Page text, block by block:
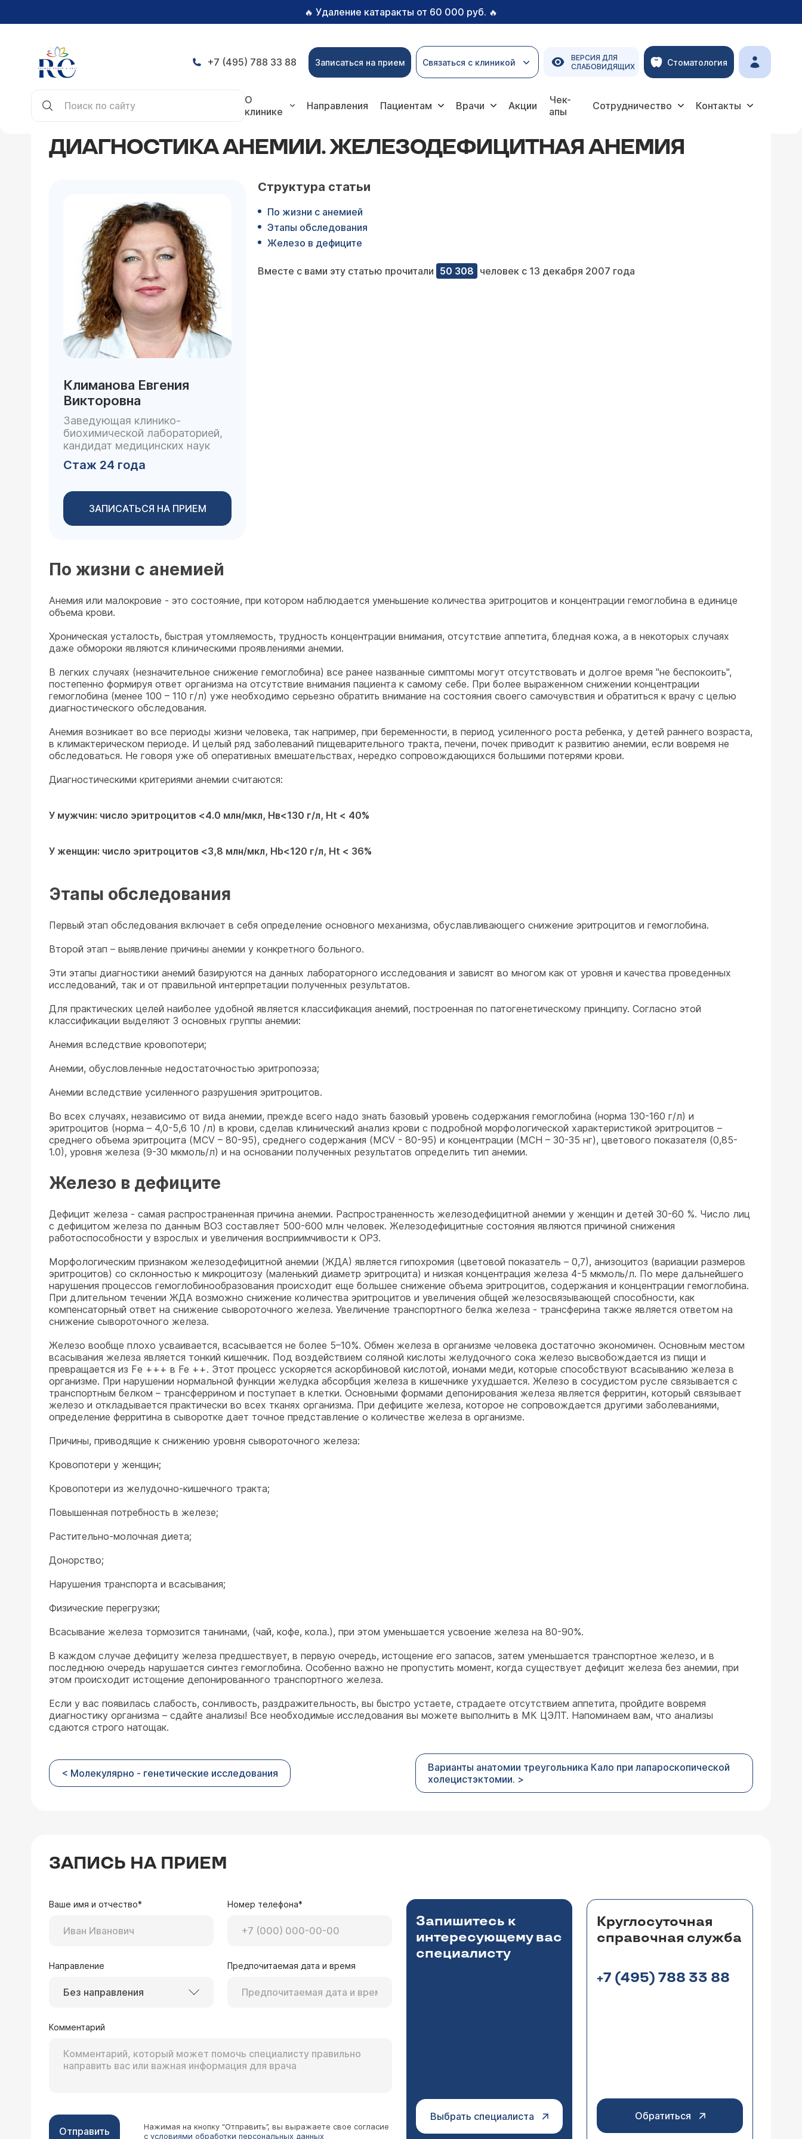
🔥 Удаление катаракты от 60 000 руб. 🔥
+7 (495) 788 33 88 Записаться на прием Связаться с клиникой
ВЕРСИЯ ДЛЯ
СЛАБОВИДЯЩИХ
Стоматология
О
клинике
Направления Пациентам Врачи Акции
Чек-
апы
Сотрудничество Контакты
ДИАГНОСТИКА АНЕМИИ. ЖЕЛЕЗОДЕФИЦИТНАЯ АНЕМИЯ
Климанова Евгения
Викторовна
Заведующая клинико-
биохимической лабораторией,
кандидат медицинских наук
Стаж 24 года
ЗАПИСАТЬСЯ НА ПРИЕМ
Структура статьи
По жизни с анемией
Этапы обследования
Железо в дефиците
Вместе с вами эту статью прочитали 50 308 человек с 13 декабря 2007 года
По жизни с анемией
Анемия или малокровие - это состояние, при котором наблюдается уменьшение количества эритроцитов и концентрации гемоглобина в единице
объема крови.
Хроническая усталость, быстрая утомляемость, трудность концентрации внимания, отсутствие аппетита, бледная кожа, а в некоторых случаях
даже обмороки являются клиническими проявлениями анемии.
В легких случаях (незначительное снижение гемоглобина) все ранее названные симптомы могут отсутствовать и долгое время "не беспокоить",
постепенно формируя ответ организма на отсутствие внимания пациента к самому себе. При более выраженном снижении концентрации
гемоглобина (менее 100 – 110 г/л) уже необходимо серьезно обратить внимание на состояния своего самочувствия и обратиться к врачу с целью
диагностического обследования.
Анемия возникает во все периоды жизни человека, так например, при беременности, в период усиленного роста ребенка, у детей раннего возраста,
в климактерическом периоде. И целый ряд заболеваний пищеварительного тракта, печени, почек приводит к развитию анемии, если вовремя не
обследоваться. Не говоря уже об оперативных вмешательствах, нередко сопровождающихся большими потерями крови.
Диагностическими критериями анемии считаются:
У мужчин: число эритроцитов <4.0 млн/мкл, Нв<130 г/л, Нt < 40%
У женщин: число эритроцитов <3,8 млн/мкл, Hb<120 г/л, Нt < 36%
Этапы обследования
Первый этап обследования включает в себя определение основного механизма, обуславливающего снижение эритроцитов и гемоглобина.
Второй этап – выявление причины анемии у конкретного больного.
Эти этапы диагностики анемий базируются на данных лабораторного исследования и зависят во многом как от уровня и качества проведенных
исследований, так и от правильной интерпретации полученных результатов.
Для практических целей наиболее удобной является классификация анемий, построенная по патогенетическому принципу. Согласно этой
классификации выделяют 3 основных группы анемии:
Анемия вследствие кровопотери;
Анемии, обусловленные недостаточностью эритропоэза;
Анемии вследствие усиленного разрушения эритроцитов.
Во всех случаях, независимо от вида анемии, прежде всего надо знать базовый уровень содержания гемоглобина (норма 130-160 г/л) и
эритроцитов (норма – 4,0-5,6 10 /л) в крови, сделав клинический анализ крови с подробной морфологической характеристикой эритроцитов –
среднего объема эритроцита (МСV – 80-95), среднего содержания (МСV - 80-95) и концентрации (МСН – 30-35 нг), цветового показателя (0,85-
1.0), уровня железа (9-30 мкмоль/л) и на основании полученных результатов определить тип анемии.
Железо в дефиците
Дефицит железа - самая распространенная причина анемии. Распространенность железодефицитной анемии у женщин и детей 30-60 %. Число лиц
с дефицитом железа по данным ВОЗ составляет 500-600 млн человек. Железодефицитные состояния являются причиной снижения
работоспособности у взрослых и увеличения восприимчивости к ОРЗ.
Морфологическим признаком железодефицитной анемии (ЖДА) является гипохромия (цветовой показатель – 0,7), анизоцитоз (вариации размеров
эритроцитов) со склонностью к микроцитозу (маленький диаметр эритроцита) и низкая концентрация железа 4-5 мкмоль/л. По мере дальнейшего
нарушения процессов гемоглобинообразования происходит еще большее снижение объема эритроцитов, содержания и концентрации гемоглобина.
При длительном течении ЖДА возможно снижение количества эритроцитов и увеличения общей железосвязывающей способности, как
компенсаторный ответ на снижение сывороточного железа. Увеличение транспортного белка железа - трансферина также является ответом на
снижение сывороточного железа.
Железо вообще плохо усваивается, всасывается не более 5–10%. Обмен железа в организме человека достаточно экономичен. Основным местом
всасывания железа является тонкий кишечник. Под воздействием соляной кислоты желудочного сока железо высвобождается из пищи и
превращается из Fе +++ в Fe ++. Этот процесс ускоряется аскорбиновой кислотой, ионами меди, которые способствуют всасыванию железа в
организме. При нарушении нормальной функции желудка абсорбция железа в кишечнике ухудшается. Железо в сосудистом русле связывается с
транспортным белком – трансферрином и поступает в клетки. Основными формами депонирования железа является ферритин, который связывает
железо и откладывается практически во всех тканях организма. При дефиците железа, которое не сопровождается другими заболеваниями,
определение ферритина в сыворотке дает точное представление о количестве железа в организме.
Причины, приводящие к снижению уровня сывороточного железа:
Кровопотери у женщин;
Кровопотери из желудочно-кишечного тракта;
Повышенная потребность в железе;
Растительно-молочная диета;
Донорство;
Нарушения транспорта и всасывания;
Физические перегрузки;
Всасывание железа тормозится танинами, (чай, кофе, кола.), при этом уменьшается усвоение железа на 80-90%.
В каждом случае дефициту железа предшествует, в первую очередь, истощение его запасов, затем уменьшается транспортное железо, и в
последнюю очередь нарушается синтез гемоглобина. Особенно важно не пропустить момент, когда существует дефицит железа без анемии, при
этом происходит истощение депонированного транспортного железа.
Если у вас появилась слабость, сонливость, раздражительность, вы быстро устаете, страдаете отсутствием аппетита, пройдите вовремя
диагностику организма – сдайте анализы! Все необходимые исследования вы можете выполнить в МК ЦЭЛТ. Напоминаем вам, что анализы
сдаются строго натощак.
< Молекулярно - генетические исследования
Варианты анатомии треугольника Кало при лапароскопической
холецистэктомии. >
ЗАПИСЬ НА ПРИЕМ
Ваше имя и отчество* Номер телефона*
Направление
Без направления
Предпочитаемая дата и время
Комментарий
Отправить
Нажимая на кнопку “Отправить”, вы выражаете свое согласие
с условиями обработки персональных данных
Запишитесь к
интересующему вас
специалисту
Выбрать специалиста
Круглосуточная
справочная служба
+7 (495) 788 33 88
Обратиться